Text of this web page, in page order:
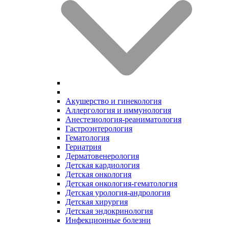
Акушерство и гинекология
Аллергология и иммунология
Анестезиология-реаниматология
Гастроэнтерология
Гематология
Гериатрия
Дерматовенерология
Детская кардиология
Детская онкология
Детская онкология-гематология
Детская урология-андрология
Детская хирургия
Детская эндокринология
Инфекционные болезни